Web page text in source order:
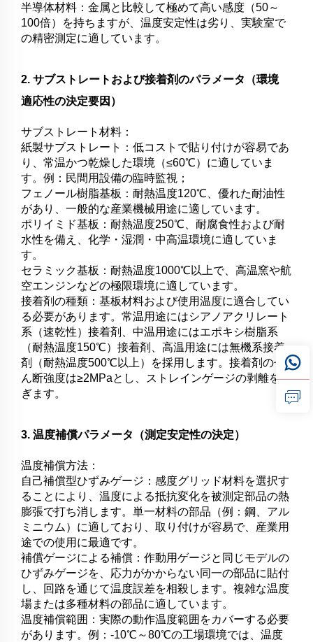
半導体材料：金属と比較して極めて高い感度（50～
100倍）を持ちますが、温度安定性は劣り、実験室で
の精密測定に適しています。
2. サブストレートおよび接着剤のパラメータ（環境
適応性の決定要因）
サブストレート材料：
紙製サブストレート：低コストで貼り付けが容易であ
り、常温かつ乾燥した環境（≤60℃）に適していま
す。例：民間用設備の臨時監視；
フェノール樹脂基板：耐熱温度120℃、優れた耐油性
があり、一般的な産業機械用途に適しています。
ポリイミド基板：耐熱温度250℃、耐腐食性および耐
水性を備え、化学・湿潤・中高温環境に適していま
す。
セラミック基板：耐熱温度1000℃以上で、高温窯や航
空エンジンなどの極限環境に適しています。
接着剤の種類：基板材料および使用温度に適合してい
る必要があります。常温用途にはシアノアクリレート
系（速乾性）接着剤、中温用途にはエポキシ樹脂系
（耐熱温度150℃）接着剤、高温用途には無機系接着
剤（耐熱温度500℃以上）を採用します。接着剤のせ
ん断強度は≥2MPaとし、ストレインゲージの剥離を防
ぎます。
3. 温度補償パラメータ（測定安定性の決定）
温度補償方法：
自己補償型ひずみゲージ：感度グリッド材料を選択す
ることにより、温度による抵抗変化を被測定部品の熱
膨張で打ち消します。単一材料の部品（例：鋼、アル
ミニウム）に適しており、取り付けが容易で、産業用
途での使用に最適です。
補償ゲージによる補償：作動用ゲージと同じモデルの
ひずみゲージを、応力がかからない同一の部品に貼付
し、回路を通じて温度誤差を相殺します。複雑な温度
場または多種材料の部品に適しています。
温度補償範囲：実際の動作温度範囲をカバーする必要
があります。例：-10℃～80℃の工場環境では、温度